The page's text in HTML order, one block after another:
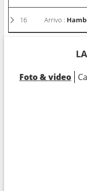
16 Arrivo :
Foto & video